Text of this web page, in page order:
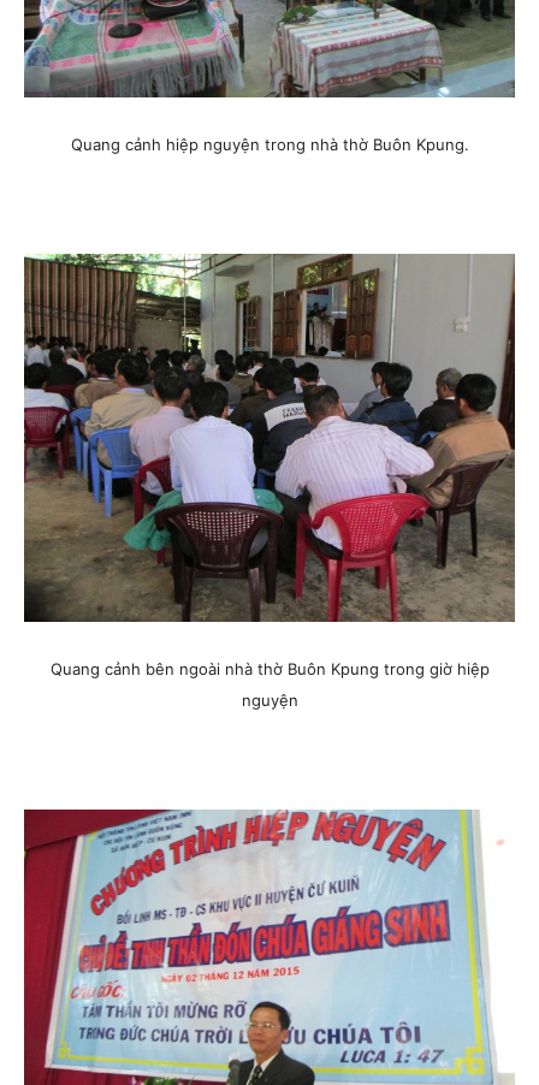
Quang cảnh hiệp nguyện trong nhà thờ Buôn Kpung.
Quang cảnh bên ngoài nhà thờ Buôn Kpung trong giờ hiệp
nguyện